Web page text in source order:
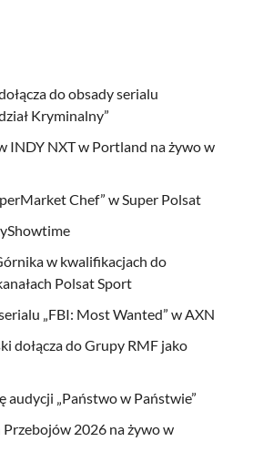
do obsady serialu
Kryminalny”
INDY NXT w Portland na żywo w
Chef” w Super Polsat
w kwalifikacjach do
Polsat Sport
„FBI: Most Wanted” w AXN
dołącza do Grupy RMF jako
audycji „Państwo w Państwie”
2026 na żywo w